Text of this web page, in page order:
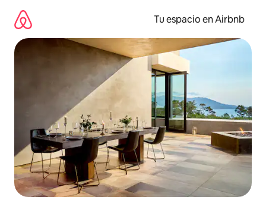
contenido
Tu espacio en Airbnb